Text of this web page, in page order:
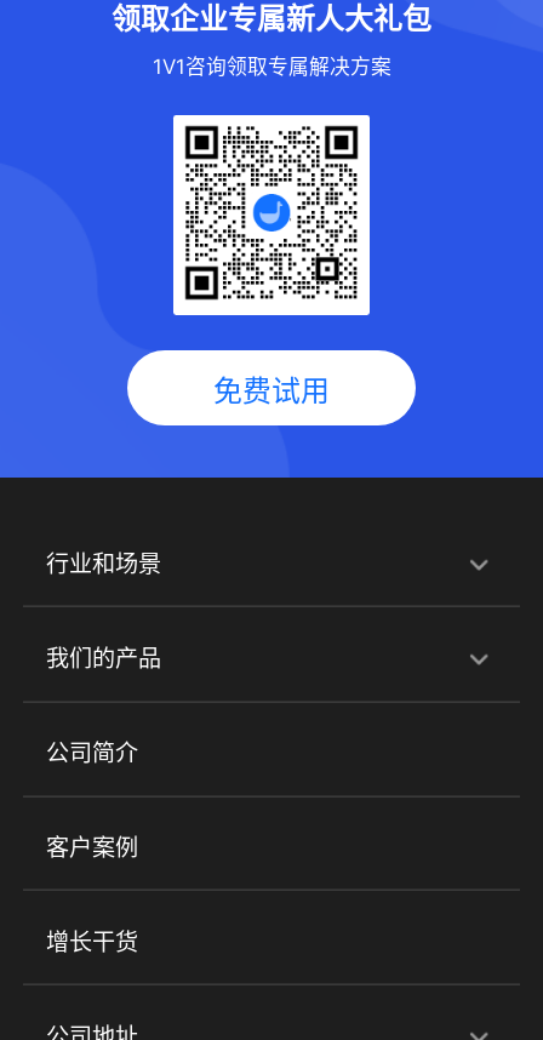
领取企业专属新人大礼包
1V1咨询领取专属解决方案
免费试用
行业和场景
行业解决方案
培训机构 职业技能培训 兴趣培训
金融行业
心理机构
我们的产品
产品
小程序商城 ERP 企微SCRM
社群圈子
公司简介
客户案例
增长干货